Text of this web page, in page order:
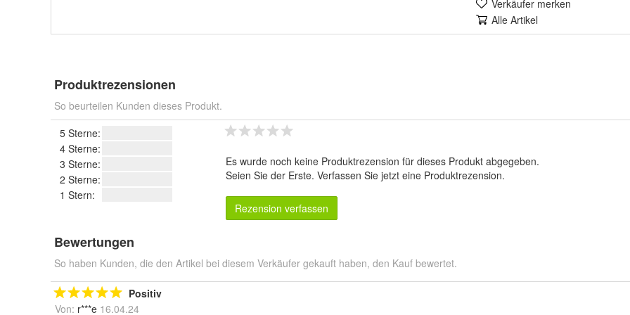
Verkäufer merken
Alle Artikel
Produktrezensionen
So beurteilen Kunden dieses Produkt.
5 Sterne:
4 Sterne:
3 Sterne:
2 Sterne:
1 Stern:
Es wurde noch keine Produktrezension für dieses Produkt abgegeben.
Seien Sie der Erste. Verfassen Sie jetzt eine Produktrezension.
Rezension verfassen
Bewertungen
So haben Kunden, die den Artikel bei diesem Verkäufer gekauft haben, den Kauf bewertet.
Positiv
Von: r***e 16.04.24